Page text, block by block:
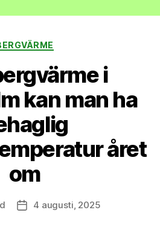
Kategorier
i
kan man ha
året
om
Inläggsdatum
4 augusti, 2025